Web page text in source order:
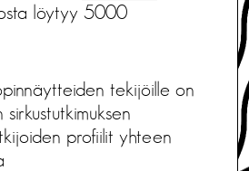
löytyy 5000
tekijöille on
profiilit yhteen